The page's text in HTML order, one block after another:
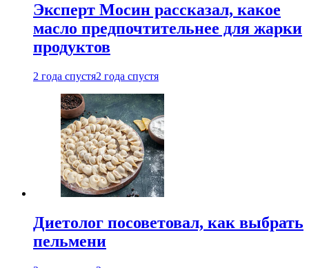
Эксперт Мосин рассказал, какое
масло предпочтительнее для жарки
продуктов
2 года спустя2 года спустя
Диетолог посоветовал, как выбрать
пельмени